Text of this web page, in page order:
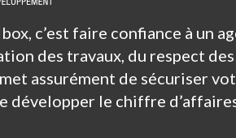
c’est faire confiance à un
des travaux, du respect
assurément de sécuriser
développer le chiffre